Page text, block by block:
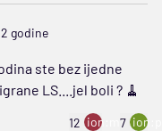
godine
ste bez ijedne
LS....jel boli ? 🧹
12 ion:minus
7